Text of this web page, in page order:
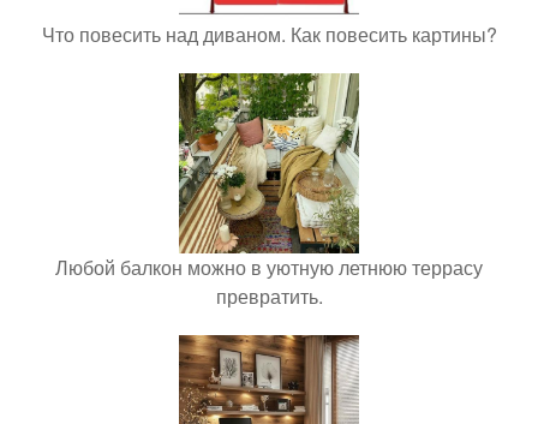
Что повесить над диваном. Как повесить картины?
Любой балкон можно в уютную летнюю террасу
превратить.